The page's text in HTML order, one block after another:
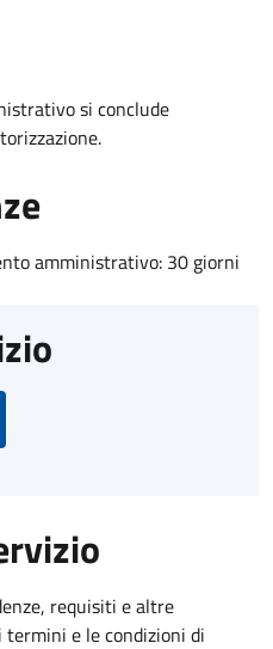
si conclude
amministrativo: 30 giorni
requisiti e altre
e le condizioni di